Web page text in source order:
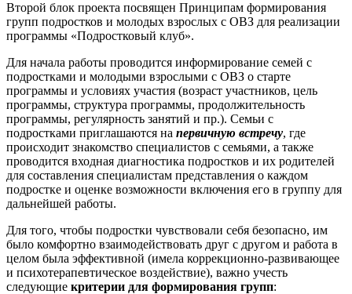
Второй блок проекта посвящен Принципам формирования
групп подростков и молодых взрослых с ОВЗ для реализации
программы «Подростковый клуб».
Для начала работы проводится информирование семей с
подростками и молодыми взрослыми с ОВЗ о старте
программы и условиях участия (возраст участников, цель
программы, структура программы, продолжительность
программы, регулярность занятий и пр.). Семьи с
подростками приглашаются на первичную встречу, где
происходит знакомство специалистов с семьями, а также
проводится входная диагностика подростков и их родителей
для составления специалистам представления о каждом
подростке и оценке возможности включения его в группу для
дальнейшей работы.
Для того, чтобы подростки чувствовали себя безопасно, им
было комфортно взаимодействовать друг с другом и работа в
целом была эффективной (имела коррекционно-развивающее
и психотерапевтическое воздействие), важно учесть
следующие критерии для формирования групп: